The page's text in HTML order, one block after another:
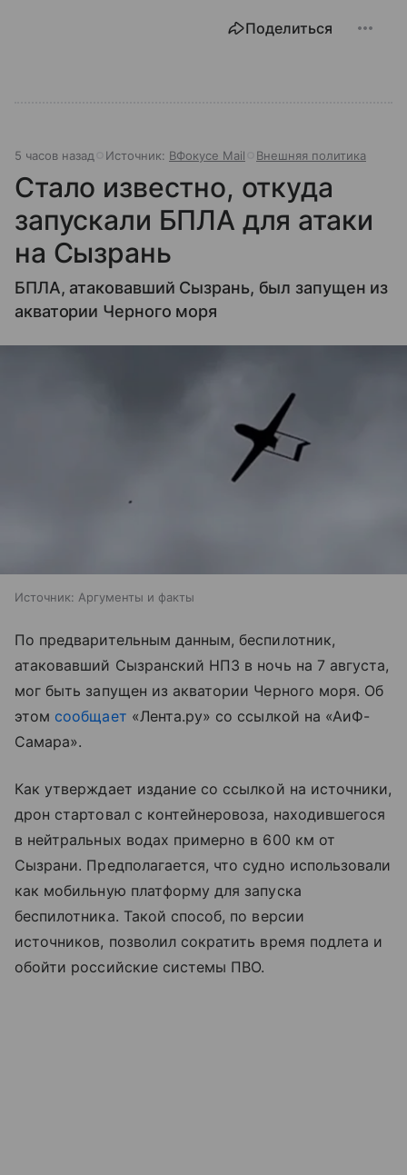
Поделиться
5 часов назад Источник: ВФокусе Mail Внешняя политика
Стало известно, откуда
запускали БПЛА для атаки
на Сызрань
БПЛА, атаковавший Сызрань, был запущен из
акватории Черного моря
Источник: Аргументы и факты
По предварительным данным, беспилотник,
атаковавший Сызранский НПЗ в ночь на 7 августа,
мог быть запущен из акватории Черного моря. Об
этом сообщает «Лента.ру» со ссылкой на «АиФ-
Самара».
Как утверждает издание со ссылкой на источники,
дрон стартовал с контейнеровоза, находившегося
в нейтральных водах примерно в 600 км от
Сызрани. Предполагается, что судно использовали
как мобильную платформу для запуска
беспилотника. Такой способ, по версии
источников, позволил сократить время подлета и
обойти российские системы ПВО.